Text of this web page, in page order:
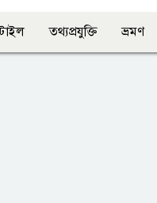
তথ্যপ্রযুক্তি ভ্রমণ